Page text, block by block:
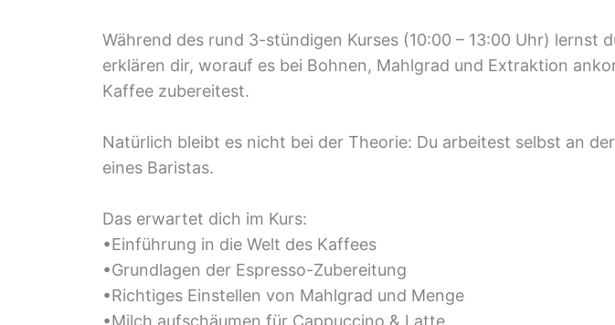
Während des rund 3-stündigen Kurses (10:00 – 13:00 Uhr) lernst
erklären dir, worauf es bei Bohnen, Mahlgrad und Extraktion
Kaffee zubereitest.
Natürlich bleibt es nicht bei der Theorie: Du arbeitest selbst an
eines Baristas.
Das erwartet dich im Kurs:
•Einführung in die Welt des Kaffees
•Grundlagen der Espresso-Zubereitung
•Richtiges Einstellen von Mahlgrad und Menge
•Milch aufschäumen für Cappuccino & Latte